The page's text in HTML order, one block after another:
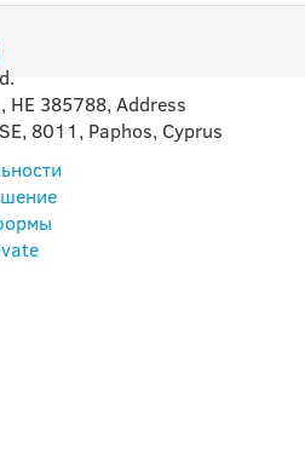
HE 385788, Address
8011, Paphos, Cyprus